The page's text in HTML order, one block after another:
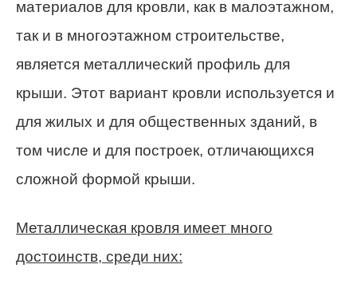
материалов для кровли, как в малоэтажном,
так и в многоэтажном строительстве,
является металлический профиль для
крыши. Этот вариант кровли используется и
для жилых и для общественных зданий, в
том числе и для построек, отличающихся
сложной формой крыши.
Металлическая кровля имеет много
достоинств, среди них: